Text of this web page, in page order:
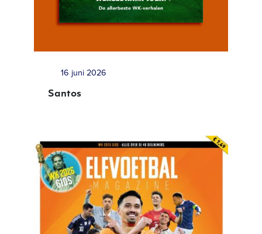
16 juni 2026
Santos